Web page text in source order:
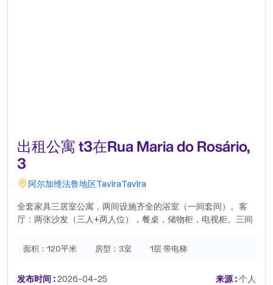
出租公寓 t3在Rua Maria do Rosário,
3
阿尔加维法鲁地区TaviraTavira
全套家具三居室公寓，两间设施齐全的浴室（一间套间）。客
厅：两张沙发（三人+两人位），餐桌，储物柜，电视柜。三间
家具。设备齐全的厨房：冰箱，洗碗机，洗衣干衣机，储物柜。
面积： 120平米 房型： 3室 1层 带电梯
发布时间 :2026-04-25 来源 :个人